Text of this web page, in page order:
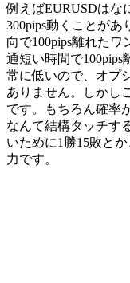
例えばEURUSDはな
300pips動くことが
向で100pips離れた
通短い時間で
常に低いので、オプ
ありません。しかし
です。もちろん確率
なんて結構タッチす
いために1勝15敗と
力です。